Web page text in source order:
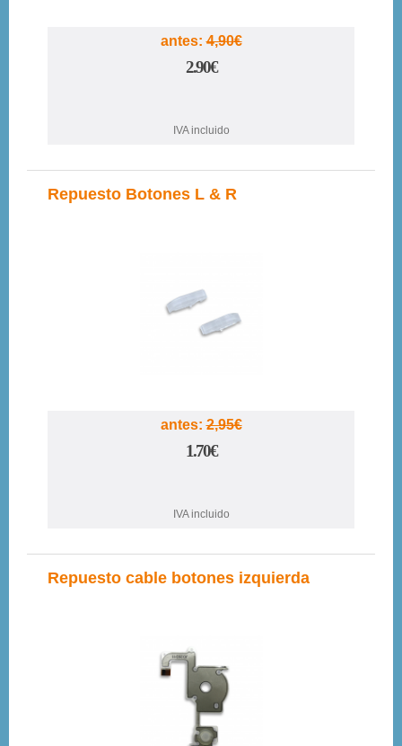
antes:4,90€
2.90€
IVA incluido
Repuesto Botones L & R
antes:2,95€
1.70€
IVA incluido
Repuesto cable botones izquierda